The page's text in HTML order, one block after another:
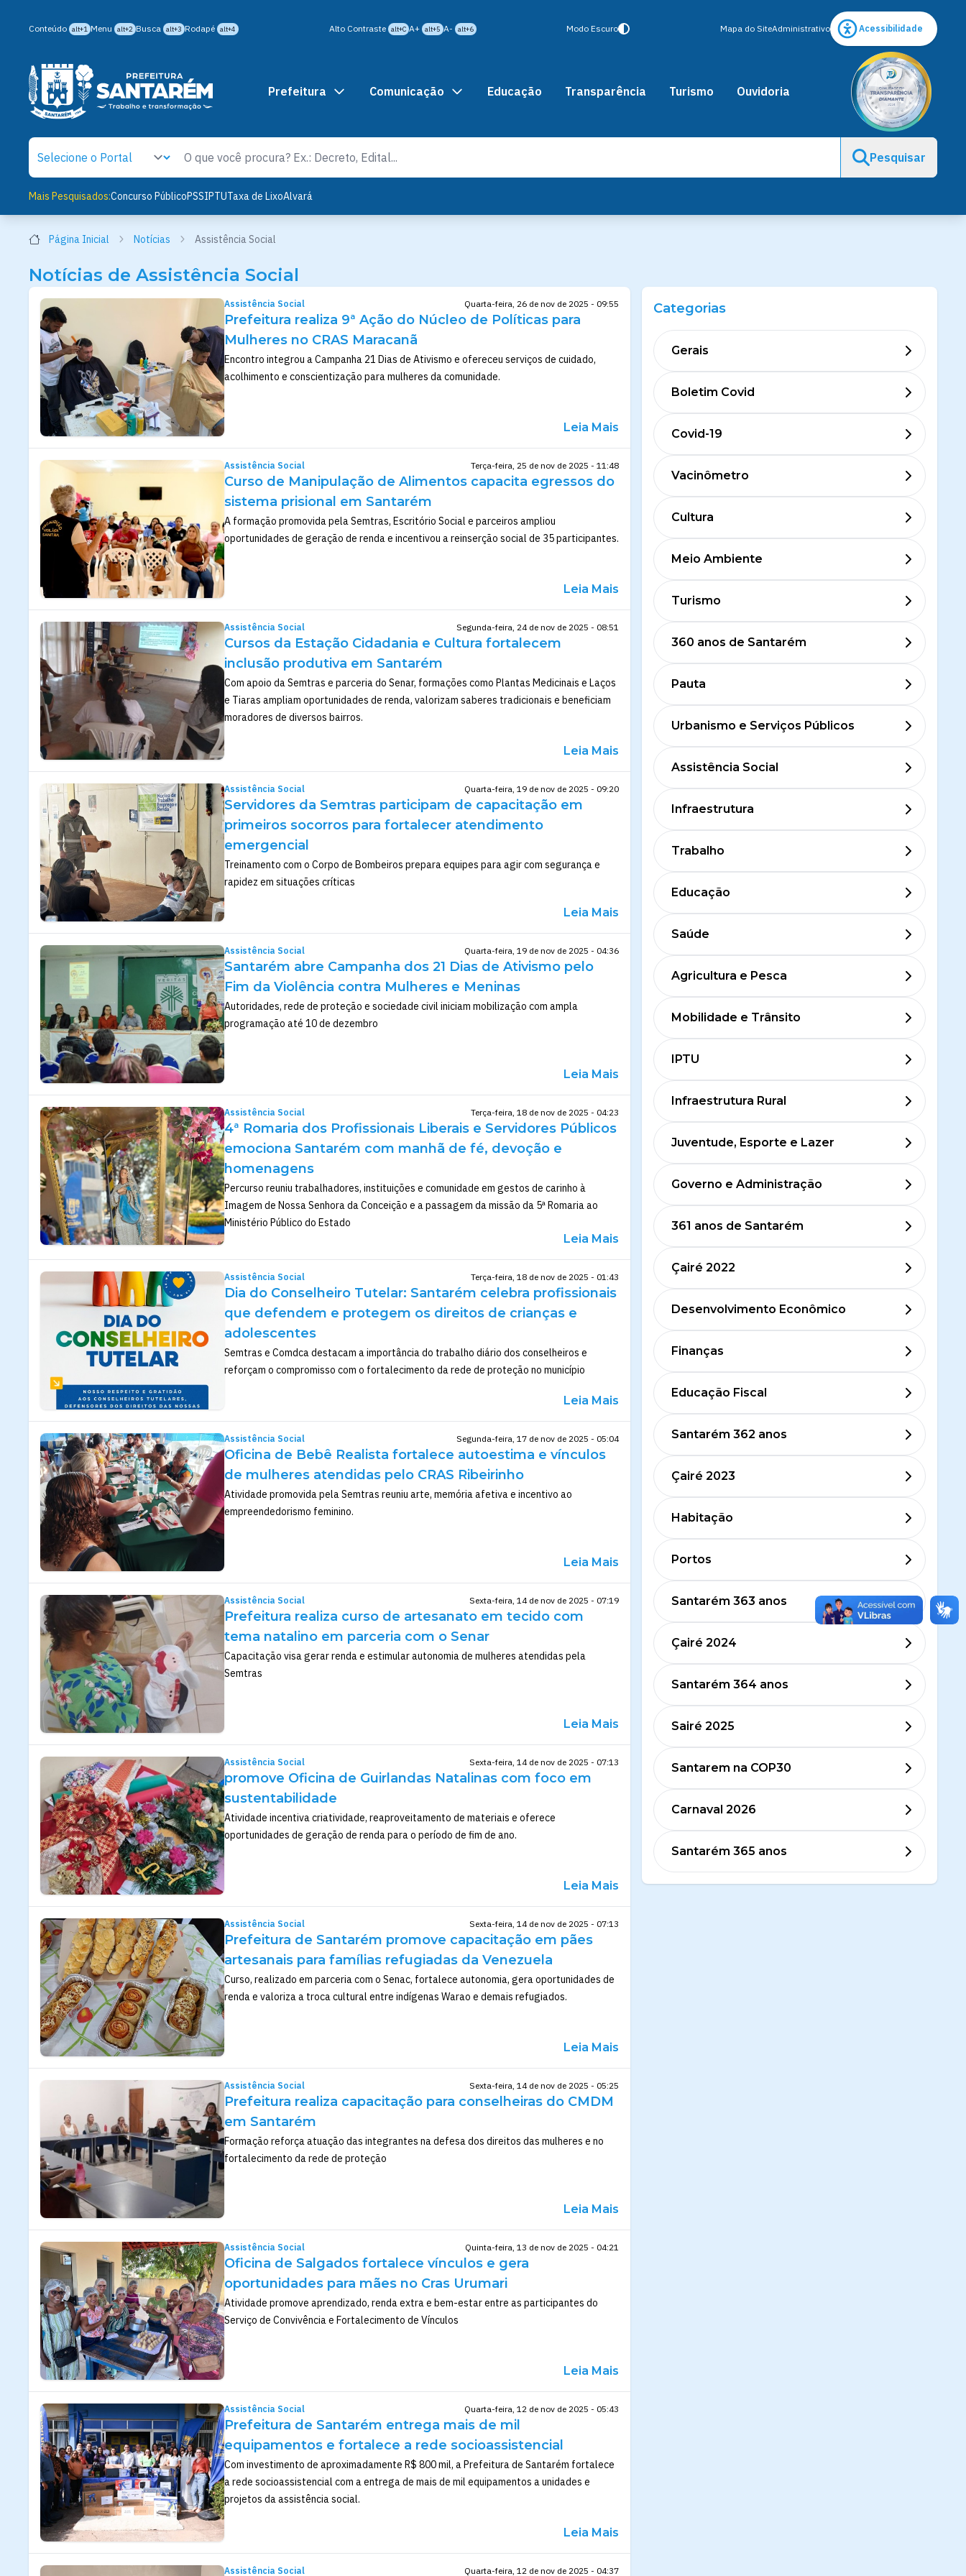
Conteúdo alt+1 Menu alt+2 Busca alt+3 Rodapé alt+4 Alto Contraste alt+C A+ alt+5 A- alt+6 Modo Escuro Mapa do SiteAdministrativo Acessibilidade
Prefeitura Comunicação Educação Transparência Turismo Ouvidoria
Pesquisar
Mais Pesquisados:Concurso PúblicoPSSIPTUTaxa de LixoAlvará
Página Inicial Notícias Assistência Social
Notícias de Assistência Social
Assistência Social Quarta-feira, 26 de nov de 2025 - 09:55
Prefeitura realiza 9ª Ação do Núcleo de Políticas para
Mulheres no CRAS Maracanã
Encontro integrou a Campanha 21 Dias de Ativismo e ofereceu serviços de cuidado,
acolhimento e conscientização para mulheres da comunidade.
Leia Mais
Assistência Social Terça-feira, 25 de nov de 2025 - 11:48
Curso de Manipulação de Alimentos capacita egressos do
sistema prisional em Santarém
A formação promovida pela Semtras, Escritório Social e parceiros ampliou
oportunidades de geração de renda e incentivou a reinserção social de 35 participantes.
Leia Mais
Assistência Social Segunda-feira, 24 de nov de 2025 - 08:51
Cursos da Estação Cidadania e Cultura fortalecem
inclusão produtiva em Santarém
Com apoio da Semtras e parceria do Senar, formações como Plantas Medicinais e Laços
e Tiaras ampliam oportunidades de renda, valorizam saberes tradicionais e beneficiam
moradores de diversos bairros.
Leia Mais
Assistência Social Quarta-feira, 19 de nov de 2025 - 09:20
Servidores da Semtras participam de capacitação em
primeiros socorros para fortalecer atendimento
emergencial
Treinamento com o Corpo de Bombeiros prepara equipes para agir com segurança e
rapidez em situações críticas
Leia Mais
Assistência Social Quarta-feira, 19 de nov de 2025 - 04:36
Santarém abre Campanha dos 21 Dias de Ativismo pelo
Fim da Violência contra Mulheres e Meninas
Autoridades, rede de proteção e sociedade civil iniciam mobilização com ampla
programação até 10 de dezembro
Leia Mais
Assistência Social Terça-feira, 18 de nov de 2025 - 04:23
4ª Romaria dos Profissionais Liberais e Servidores Públicos
emociona Santarém com manhã de fé, devoção e
homenagens
Percurso reuniu trabalhadores, instituições e comunidade em gestos de carinho à
Imagem de Nossa Senhora da Conceição e a passagem da missão da 5ª Romaria ao
Ministério Público do Estado
Leia Mais
Assistência Social Terça-feira, 18 de nov de 2025 - 01:43
Dia do Conselheiro Tutelar: Santarém celebra profissionais
que defendem e protegem os direitos de crianças e
adolescentes
Semtras e Comdca destacam a importância do trabalho diário dos conselheiros e
reforçam o compromisso com o fortalecimento da rede de proteção no município
Leia Mais
Assistência Social Segunda-feira, 17 de nov de 2025 - 05:04
Oficina de Bebê Realista fortalece autoestima e vínculos
de mulheres atendidas pelo CRAS Ribeirinho
Atividade promovida pela Semtras reuniu arte, memória afetiva e incentivo ao
empreendedorismo feminino.
Leia Mais
Assistência Social Sexta-feira, 14 de nov de 2025 - 07:19
Prefeitura realiza curso de artesanato em tecido com
tema natalino em parceria com o Senar
Capacitação visa gerar renda e estimular autonomia de mulheres atendidas pela
Semtras
Leia Mais
Assistência Social Sexta-feira, 14 de nov de 2025 - 07:13
promove Oficina de Guirlandas Natalinas com foco em
sustentabilidade
Atividade incentiva criatividade, reaproveitamento de materiais e oferece
oportunidades de geração de renda para o período de fim de ano.
Leia Mais
Assistência Social Sexta-feira, 14 de nov de 2025 - 07:13
Prefeitura de Santarém promove capacitação em pães
artesanais para famílias refugiadas da Venezuela
Curso, realizado em parceria com o Senac, fortalece autonomia, gera oportunidades de
renda e valoriza a troca cultural entre indígenas Warao e demais refugiados.
Leia Mais
Assistência Social Sexta-feira, 14 de nov de 2025 - 05:25
Prefeitura realiza capacitação para conselheiras do CMDM
em Santarém
Formação reforça atuação das integrantes na defesa dos direitos das mulheres e no
fortalecimento da rede de proteção
Leia Mais
Assistência Social Quinta-feira, 13 de nov de 2025 - 04:21
Oficina de Salgados fortalece vínculos e gera
oportunidades para mães no Cras Urumari
Atividade promove aprendizado, renda extra e bem-estar entre as participantes do
Serviço de Convivência e Fortalecimento de Vínculos
Leia Mais
Assistência Social Quarta-feira, 12 de nov de 2025 - 05:43
Prefeitura de Santarém entrega mais de mil
equipamentos e fortalece a rede socioassistencial
Com investimento de aproximadamente R$ 800 mil, a Prefeitura de Santarém fortalece
a rede socioassistencial com a entrega de mais de mil equipamentos a unidades e
projetos da assistência social.
Leia Mais
Assistência Social Quarta-feira, 12 de nov de 2025 - 04:37
Categorias
Gerais
Boletim Covid
Covid-19
Vacinômetro
Cultura
Meio Ambiente
Turismo
360 anos de Santarém
Pauta
Urbanismo e Serviços Públicos
Assistência Social
Infraestrutura
Trabalho
Educação
Saúde
Agricultura e Pesca
Mobilidade e Trânsito
IPTU
Infraestrutura Rural
Juventude, Esporte e Lazer
Governo e Administração
361 anos de Santarém
Çairé 2022
Desenvolvimento Econômico
Finanças
Educação Fiscal
Santarém 362 anos
Çairé 2023
Habitação
Portos
Santarém 363 anos
Çairé 2024
Santarém 364 anos
Sairé 2025
Santarem na COP30
Carnaval 2026
Santarém 365 anos